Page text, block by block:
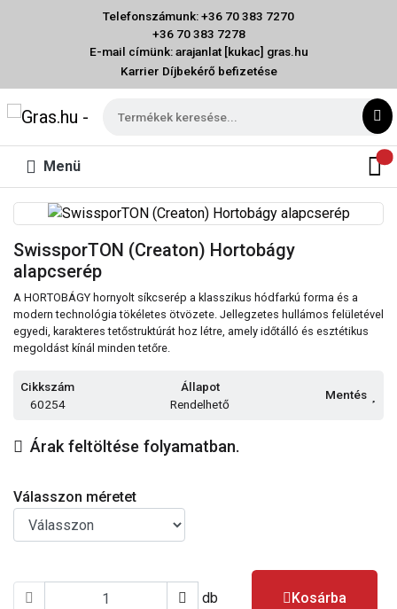
Telefonszámunk: +36 70 383 7270
+36 70 383 7278
E-mail címünk: arajanlat [kukac] gras.hu
Karrier Díjbekérő befizetése
Menü
SwissporTON (Creaton) Hortobágy
alapcserép
A HORTOBÁGY hornyolt síkcserép a klasszikus hódfarkú forma és a
modern technológia tökéletes ötvözete. Jellegzetes hullámos felületével
egyedi, karakteres tetőstruktúrát hoz létre, amely időtálló és esztétikus
megoldást kínál minden tetőre.
Cikkszám
60254
Állapot
Rendelhető
Mentés
Árak feltöltése folyamatban.
Válasszon méretet
db Kosárba